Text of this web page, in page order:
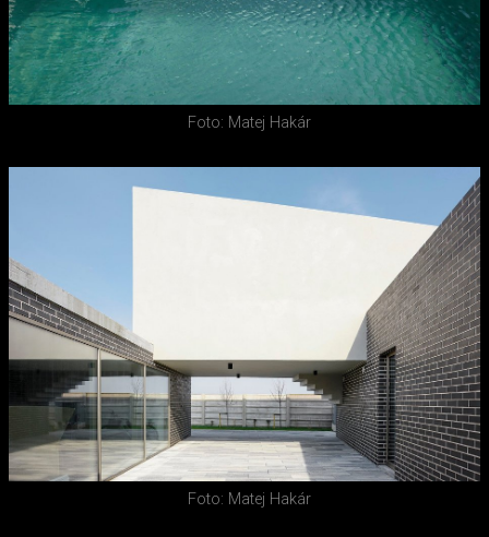
Foto: Matej Hakár
Foto: Matej Hakár